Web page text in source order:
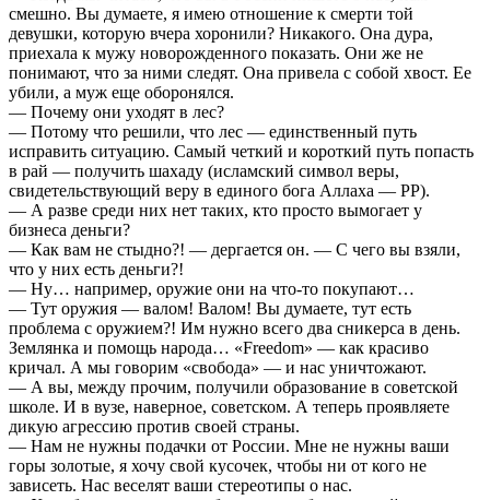
смешно. Вы думаете, я имею отношение к смерти той
девушки, которую вчера хоронили? Никакого. Она дура,
приехала к мужу новорожденного показать. Они же не
понимают, что за ними следят. Она привела с собой хвост. Ее
убили, а муж еще оборонялся.
— Почему они уходят в лес?
— Потому что решили, что лес — единственный путь
исправить ситуацию. Самый четкий и короткий путь попасть
в рай — получить шахаду (исламский символ веры,
свидетельствующий веру в единого бога Аллаха — РР).
— А разве среди них нет таких, кто просто вымогает у
бизнеса деньги?
— Как вам не стыдно?! — дергается он. — С чего вы взяли,
что у них есть деньги?!
— Ну… например, оружие они на что-то покупают…
— Тут оружия — валом! Валом! Вы думаете, тут есть
проблема с оружием?! Им нужно всего два сникерса в день.
Землянка и помощь народа… «Freedom» — как красиво
кричал. А мы говорим «свобода» — и нас уничтожают.
— А вы, между прочим, получили образование в советской
школе. И в вузе, наверное, советском. А теперь проявляете
дикую агрессию против своей страны.
— Нам не нужны подачки от России. Мне не нужны ваши
горы золотые, я хочу свой кусочек, чтобы ни от кого не
зависеть. Нас веселят ваши стереотипы о нас.